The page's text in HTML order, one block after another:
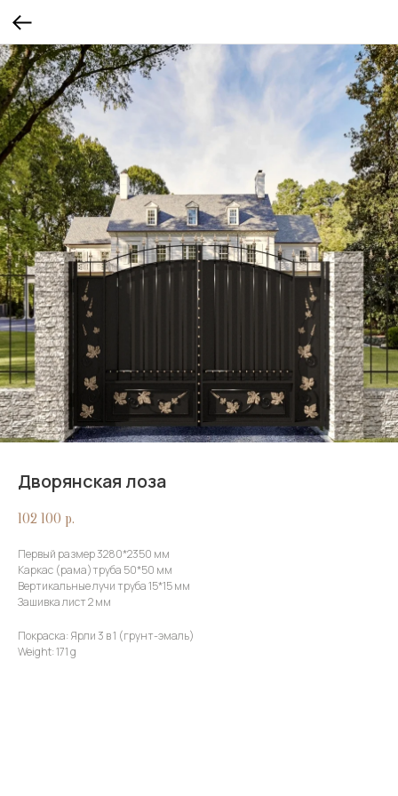
Дворянская лоза
102 100 р.
Первый размер 3280*2350 мм
Каркас (рама)труба 50*50 мм
Вертикальные лучи труба 15*15 мм
Зашивка лист 2 мм
Покраска: Ярли 3 в 1 (грунт-эмаль)
Weight: 171 g